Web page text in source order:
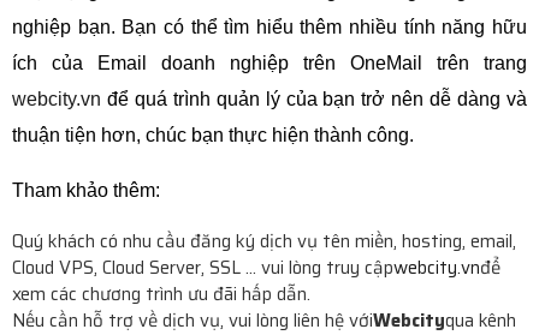
nghiệp bạn. Bạn có thể tìm hiểu thêm nhiều tính năng hữu
ích của Email doanh nghiệp trên OneMail trên trang
webcity.vn để quá trình quản lý của bạn trở nên dễ dàng và
thuận tiện hơn, chúc bạn thực hiện thành công.
Tham khảo thêm:
Quý khách có nhu cầu đăng ký dịch vụ tên miền, hosting, email,
Cloud VPS, Cloud Server, SSL ... vui lòng truy cậpwebcity.vnđể
xem các chương trình ưu đãi hấp dẫn.
Nếu cần hỗ trợ về dịch vụ, vui lòng liên hệ vớiWebcityqua kênh